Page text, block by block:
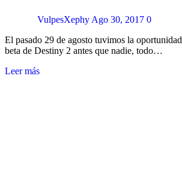
VulpesXephy Ago 30, 2017 0
El pasado 29 de agosto tuvimos la
beta de Destiny 2 antes que nadie, todo…
Leer más